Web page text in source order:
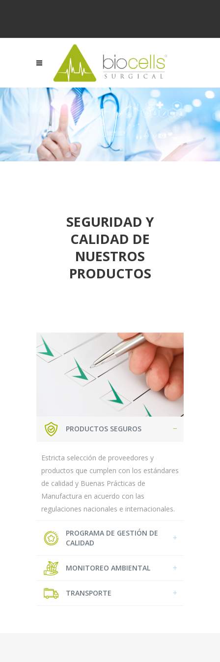
SEGURIDAD Y
CALIDAD DE
NUESTROS
PRODUCTOS
PRODUCTOS SEGUROS
Estricta selección de proveedores y
productos que cumplen con los estándares
de calidad y Buenas Prácticas de
Manufactura en acuerdo con las
regulaciones nacionales e internacionales.
PROGRAMA DE GESTIÓN DE
CALIDAD
MONITOREO AMBIENTAL
TRANSPORTE